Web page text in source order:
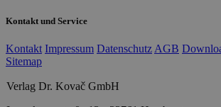
Kontakt und Service
Kontakt Impressum Datenschutz AGB
Sitemap
Verlag Dr. Kovač GmbH